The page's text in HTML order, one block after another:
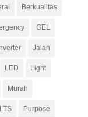
Berkualitas
GEL
Jalan
LED Light
Murah
Purpose